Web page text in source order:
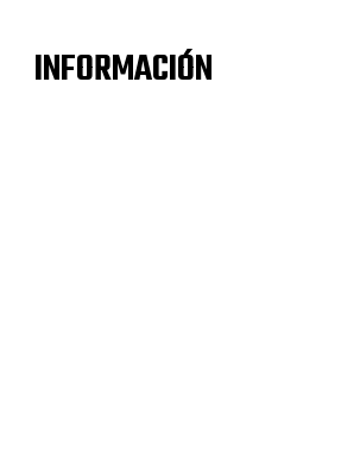
INFORMACIÓN